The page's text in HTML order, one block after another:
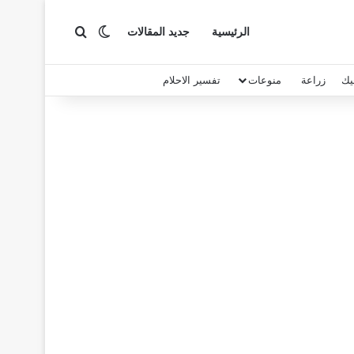
الرئيسية جديد المقالات الوضع المظلم
بحث عن
زراعة منوعات تفسير الاحلام